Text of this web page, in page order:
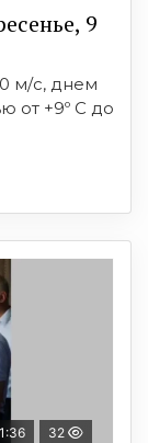
9
м/с, днем
от +9º C до
32